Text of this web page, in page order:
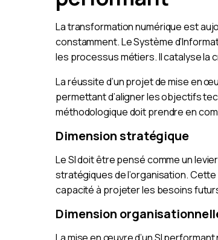
La transformation numérique est
constamment. Le Système
les processus métiers. Il catalyse la
La réussite d’un projet de mise en
permettant d’aligner les objectifs
méthodologique doit prendre en
Dimension stratégique
Le SI doit être pensé comme un
stratégiques de l’organisation.
capacité à projeter les besoins
Dimension